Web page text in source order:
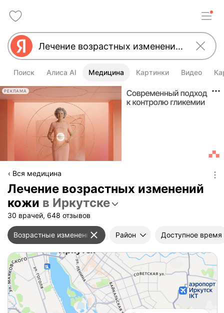
Поиск Алиса AI Медицина Картинки Видео
РЕКЛАМА
Вся медицина
Лечение возрастных изменений
кожи в Иркутске
30 врачей, 648 отзывов
Возрастные изменения кожи Район Доступное время